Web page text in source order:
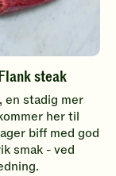
steak
en stadig mer
her til
biff med god
smak - ved